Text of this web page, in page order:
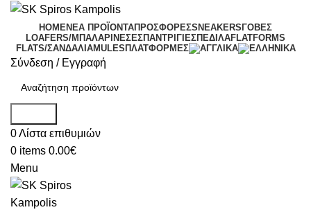
HOMEΝΕΑ ΠΡΟΪΟΝΤΑΠΡΟΣΦΟΡΕΣSNEAKERS ΓΟΒΕΣ
LOAFERS/ΜΠΑΛΑΡΙΝΕΣΕΣΠΑΝΤΡΙΓΙΕΣΠΕΔΙΛΑFLATFORMS
FLATS/ΣΑΝΔΑΛΙΑMULES ΠΛΑΤΦΟΡΜΕΣ
Σύνδεση / Εγγραφή
0Λίστα επιθυμιών
0 items 0.00€
Menu